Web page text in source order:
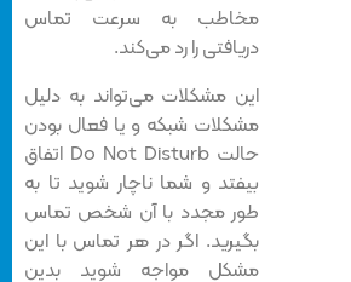
مخاطب به سرعت تماس
دریافتی را رد می‌کند.
این مشکلات می‌تواند به دلیل
مشکلات شبکه و یا فعال بودن
حالت Do Not Disturb اتفاق
بیفتد و شما ناچار شوید تا به
طور مجدد با آن شخص تماس
بگیرید. اگر در هر تماس با این
مشکل مواجه شوید بدین